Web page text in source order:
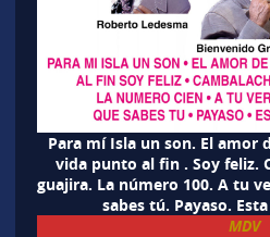
Para mí Isla un son. El amor
vida punto al fin . Soy feliz.
guajira. La número 100. A tu
sabes tú. Payaso.
MDV